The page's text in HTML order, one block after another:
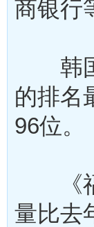
商银行
韩国
的排名
96位。
《福
量比去